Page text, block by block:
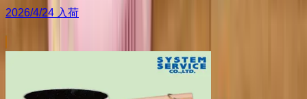
2026/4/24 入荷